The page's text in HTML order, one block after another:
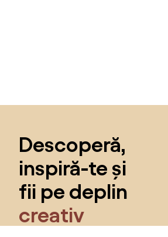
Descoperă,
inspiră-te și
fii pe deplin
creativ